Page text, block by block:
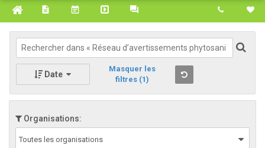
Date
Masquer les
filtres (1)
Organisations:
Toutes les organisations